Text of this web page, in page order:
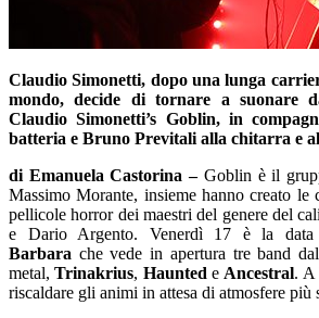
Claudio Simonetti, dopo una lunga
mondo, decide di tornare a suonare
Claudio Simonetti’s Goblin, in
batteria e Bruno Previtali alla chitarra e al
di Emanuela Castorina –Goblin è il
Massimo Morante, insieme hanno creato le
pellicole horror dei maestri del genere del
e Dario Argento. Venerdì 17 è la data
Barbara che vede in apertura tre band
metal,Trinakrius, Haunted e Ancestral. A
riscaldare gli animi in attesa di atmosfere più